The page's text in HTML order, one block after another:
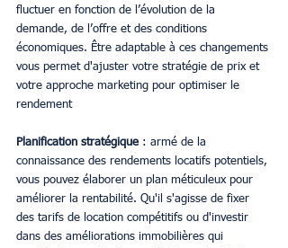
fluctuer en fonction de l’évolution de la
demande, de l’offre et des conditions
économiques. Être adaptable à ces changements
vous permet d'ajuster votre stratégie de prix et
votre approche marketing pour optimiser le
rendement
Planification stratégique : armé de la
connaissance des rendements locatifs potentiels,
vous pouvez élaborer un plan méticuleux pour
améliorer la rentabilité. Qu'il s'agisse de fixer
des tarifs de location compétitifs ou d'investir
dans des améliorations immobilières qui